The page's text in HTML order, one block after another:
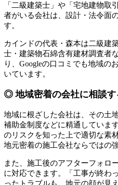
「二級建築士」や「宅地建物取
者がいる会社は、設計・法令面
す。
カインドの代表・森本は二級建
士・建築物石綿含有建材調査者
り、Googleの口コミでも地域の
いています。
◎ 地域密着の会社に相談す
地域に根ざした会社は、その土
補助金制度などに精通していま
のリスクを知った上で適切な素
地元密着の施工会社ならではの
また、施工後のアフターフォロ
に対応できます。「工事が終わ
ったトラブルも、地元の顔が見